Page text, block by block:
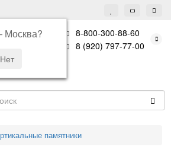
Москва?
8-800-300-88-60
8 (920) 797-77-00
памятники